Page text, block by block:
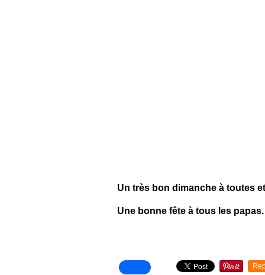
Un très bon dimanche à toutes
Une bonne fête à tous les papas.